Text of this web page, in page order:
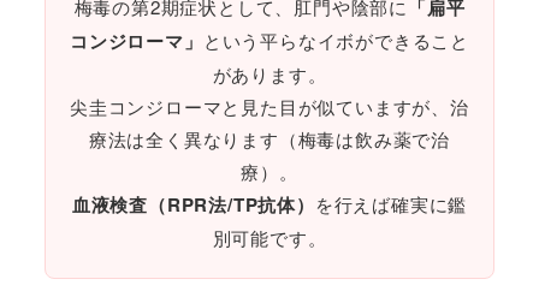
梅毒の第2期症状として、肛門や陰部に 「扁平
コンジローマ」 という平らなイボができること
があります。
尖圭コンジローマと見た目が似ていますが、治
療法は全く異なります（梅毒は飲み薬で治
療）。
血液検査（RPR法/TP抗体） を行えば確実に鑑
別可能です。